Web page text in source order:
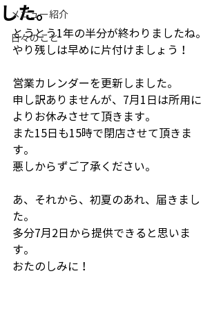
メニュー紹介
日々のこと
した。
とうとう1年の半分が終わりましたね。
やり残しは早めに片付けましょう！
営業カレンダーを更新しました。
申し訳ありませんが、7月1日は所用に
よりお休みさせて頂きます。
また15日も15時で閉店させて頂きま
す。
悪しからずご了承ください。
あ、それから、初夏のあれ、届きまし
た。
多分7月2日から提供できると思いま
す。
おたのしみに！